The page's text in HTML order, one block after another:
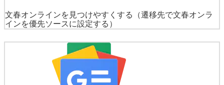
文春オンラインを見つけやすくする
（遷移先で文春オンラ
インを優先ソースに設定する）